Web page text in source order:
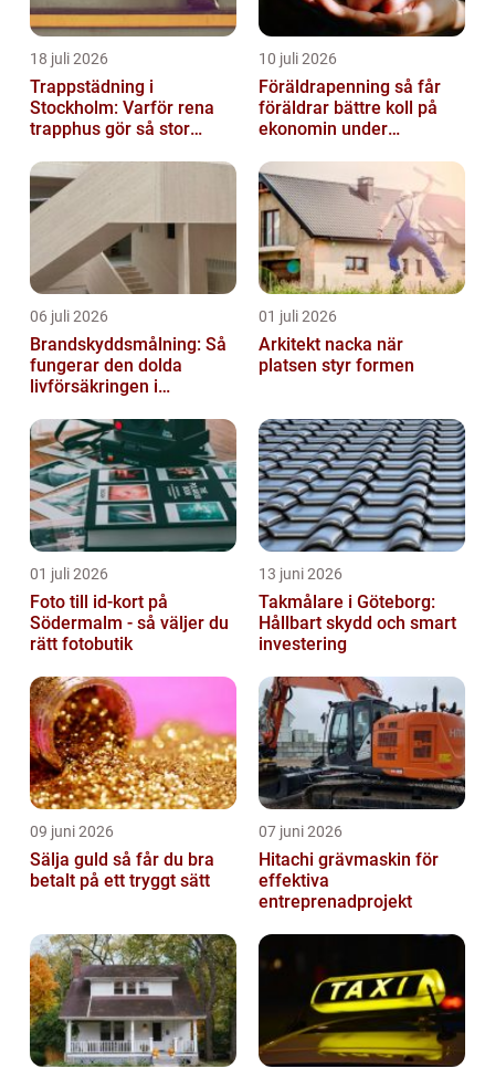
18 juli 2026
Trappstädning i
Stockholm: Varför rena
trapphus gör så stor
10 juli 2026
Föräldrapenning så får
föräldrar bättre koll på
ekonomin under
06 juli 2026
Brandskyddsmålning: Så
fungerar den dolda
livförsäkringen i
01 juli 2026
Arkitekt nacka när
platsen styr formen
01 juli 2026
Foto till id-kort på
Södermalm - så väljer du
rätt fotobutik
13 juni 2026
Takmålare i Göteborg:
Hållbart skydd och smart
investering
09 juni 2026
Sälja guld så får du bra
betalt på ett tryggt sätt
07 juni 2026
Hitachi grävmaskin för
effektiva
entreprenadprojekt